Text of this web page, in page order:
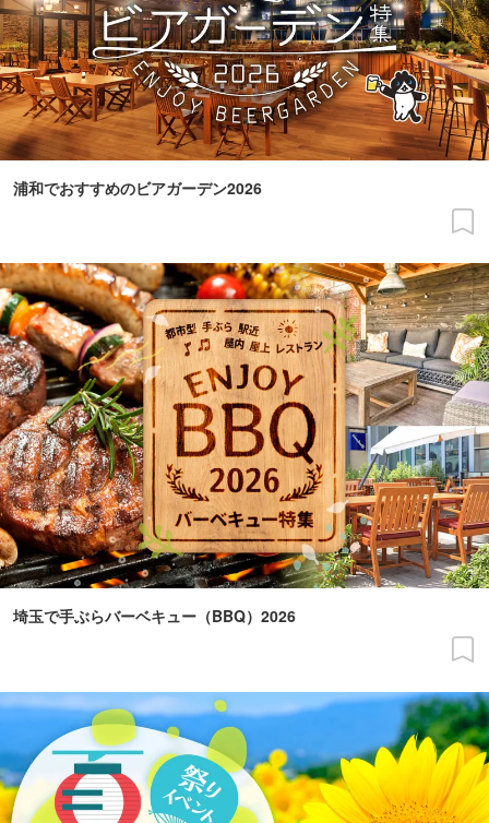
浦和でおすすめのビアガーデン2026
埼玉で手ぶらバーベキュー（BBQ）2026